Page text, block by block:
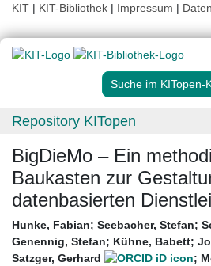
KIT | KIT-Bibliothek | Impressum |
Suche im KITopen-
Repository KITopen
BigDieMo – Ein
Baukasten zur
datenbasierten
Hunke, Fabian; Seebacher, Stefan;
Genennig, Stefan; Kühne, Babett;
Satzger, Gerhard
;